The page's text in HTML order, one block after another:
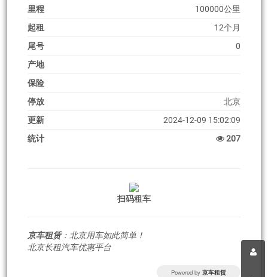
里程
100000公里
起租
12个月
尾号
0
产地
保险
停放
北京
更新
2024-12-09 15:02:09
统计
207
扫码租车
京车租赁：北京用车如此简单！
北京长租汽车优惠平台
Powered by 京车租赁